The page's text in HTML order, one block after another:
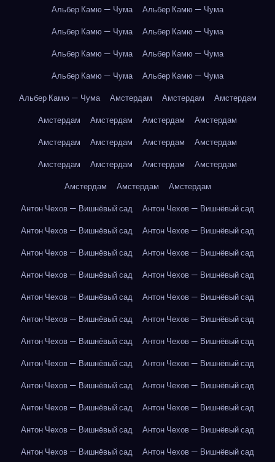
Альбер Камю — Чума
Альбер Камю — Чума
Альбер Камю — Чума
Альбер Камю — Чума
Альбер Камю — Чума
Альбер Камю — Чума
Альбер Камю — Чума
Альбер Камю — Чума
Альбер Камю — Чума
Амстердам Амстердам
Амстердам
Амстердам
Амстердам Амстердам
Амстердам
Амстердам
Амстердам Амстердам
Амстердам
Амстердам
Амстердам Амстердам
Амстердам
Амстердам
Амстердам
Амстердам
Антон Чехов — Вишнёвый сад
Антон Чехов — Вишнёвый сад
Антон Чехов — Вишнёвый сад
Антон Чехов — Вишнёвый сад
Антон Чехов — Вишнёвый сад
Антон Чехов — Вишнёвый сад
Антон Чехов — Вишнёвый сад
Антон Чехов — Вишнёвый сад
Антон Чехов — Вишнёвый сад
Антон Чехов — Вишнёвый сад
Антон Чехов — Вишнёвый сад
Антон Чехов — Вишнёвый сад
Антон Чехов — Вишнёвый сад
Антон Чехов — Вишнёвый сад
Антон Чехов — Вишнёвый сад
Антон Чехов — Вишнёвый сад
Антон Чехов — Вишнёвый сад
Антон Чехов — Вишнёвый сад
Антон Чехов — Вишнёвый сад
Антон Чехов — Вишнёвый сад
Антон Чехов — Вишнёвый сад
Антон Чехов — Вишнёвый сад
Антон Чехов — Вишнёвый сад
Антон Чехов — Вишнёвый сад